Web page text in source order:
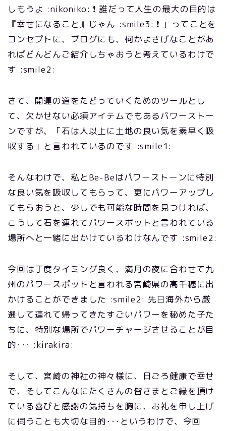
しもうよ :nikoniko: ❗ 誰だって人生の最大の目的は
『幸せになること』じゃん :smile3: ❗ 」ってことを
コンセプトに、ブログにも、何かよさげなことがあ
ればどんどんご紹介しちゃおうと考えているわけで
す :smile2:
さて、開運の道をたどっていくためのツールとし
て、欠かせない必須アイテムでもあるパワーストー
ンですが、「石は人以上に土地の良い気を素早く吸
収する」と言われているのです :smile1:
そんなわけで、私とBe-Beはパワーストーンに特別
な良い気を吸収してもらって、更にパワーアップし
てもらおうと、少しでも可能な時間を見つければ、
こうして石を連れてパワースポットと言われている
場所へと一緒に出かけているわけなんです :smile2:
今回は丁度タイミング良く、満月の夜に合わせて九
州のパワースポットと言われる宮崎県の高千穂に出
かけることができました :smile2: 先日海外から厳
選して連れて帰ってきたすごいパワーを秘めた子た
ちに、特別な場所でパワーチャージさせることが目
的･･･ :kirakira:
そして、宮崎の神社の神々様に、日ごろ健康で幸せ
で、そしてこんなにたくさんの皆さまとご縁を頂け
ている喜びと感謝の気持ちを胸に、お礼を申し上げ
に伺うことも大切な目的･･･というわけで、今回